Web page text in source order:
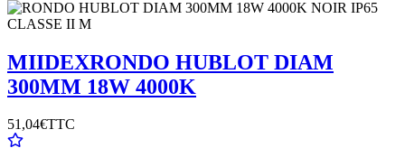
MIIDEXRONDO HUBLOT DIAM
300MM 18W 4000K
51,04€TTC